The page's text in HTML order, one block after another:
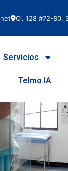
Cl. 128 #72-80,
Servicios
Telmo IA